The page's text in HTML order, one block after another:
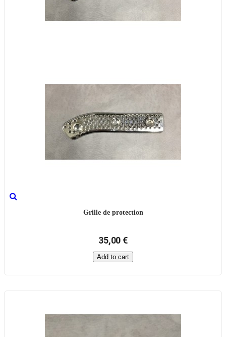
Grille de protection
35,00 €
Add to cart